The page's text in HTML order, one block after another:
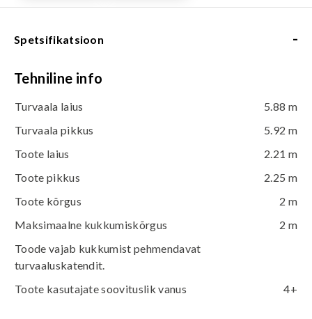
Spetsifikatsioon -
Tehniline info
Turvaala laius
5.88 m
Turvaala pikkus
5.92 m
Toote laius
2.21 m
Toote pikkus
2.25 m
Toote kõrgus
2 m
Maksimaalne kukkumiskõrgus
2 m
Toode vajab kukkumist pehmendavat
turvaaluskatendit.
Toote kasutajate soovituslik vanus
4+